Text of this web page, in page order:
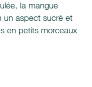
la mangue
un aspect sucré et
en petits morceaux